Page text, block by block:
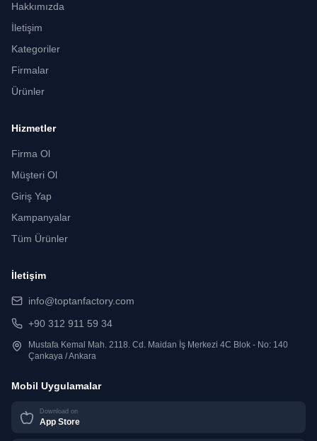
Hakkımızda
İletişim
Kategoriler
Firmalar
Ürünler
Hizmetler
Firma Ol
Müşteri Ol
Giriş Yap
Kampanyalar
Tüm Ürünler
İletişim
info@toptanfactory.com
+90 312 911 59 34
Mustafa Kemal Mah. 2118. Cd. Maidan İş Merkezi 4C Blok - No: 140
Çankaya / Ankara
Mobil Uygulamalar
Download on
App Store